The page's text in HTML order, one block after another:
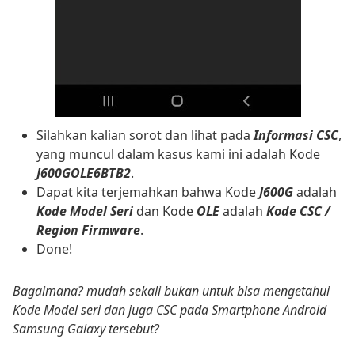
Silahkan kalian sorot dan lihat padaInformasi CSC,
yang muncul dalam kasus kami ini adalah Kode
J600GOLE6BTB2.
Dapat kita terjemahkan bahwa KodeJ600Gadalah
Kode Model Seri dan Kode OLEadalah Kode CSC /
Region Firmware.
Done!
Bagaimana? mudah sekali bukan untuk bisa mengetahui
Kode Model seri dan juga CSC pada Smartphone Android
Samsung Galaxy tersebut?